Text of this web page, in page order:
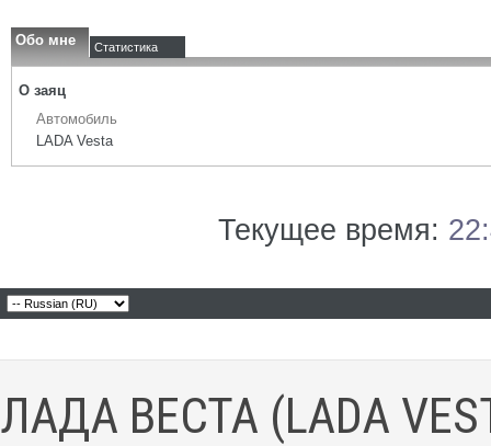
Обо мне Статистика
О заяц
Автомобиль
LADA Vesta
Текущее время:
ЛАДА ВЕСТА (LADA